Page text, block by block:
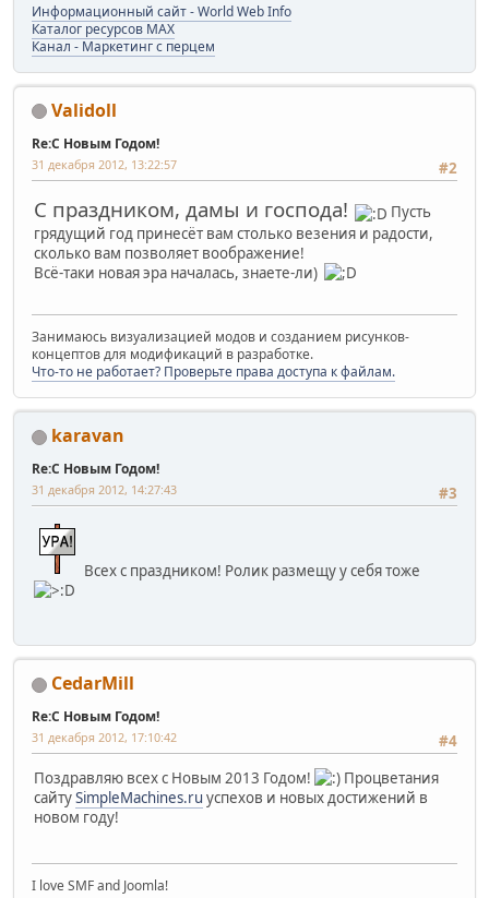
Информационный сайт - World Web Info
Каталог ресурсов MAX
Канал - Маркетинг с перцем
Validoll
Re:С Новым Годом!
#2
31 декабря 2012, 13:22:57
С праздником, дамы и господа!
Пусть
грядущий год принесёт вам столько везения и радости,
сколько вам позволяет воображение!
Всё-таки новая эра началась, знаете-ли)
Занимаюсь визуализацией модов и созданием рисунков-
концептов для модификаций в разработке.
Что-то не работает? Проверьте права доступа к файлам.
karavan
Re:С Новым Годом!
#3
31 декабря 2012, 14:27:43
Всех с праздником! Ролик размещу у себя тоже
CedarMill
Re:С Новым Годом!
#4
31 декабря 2012, 17:10:42
Поздравляю всех с Новым 2013 Годом!
Процветания
сайтуSimpleMachines.ru успехов и новых достижений в
новом году!
I love SMF and Joomla!